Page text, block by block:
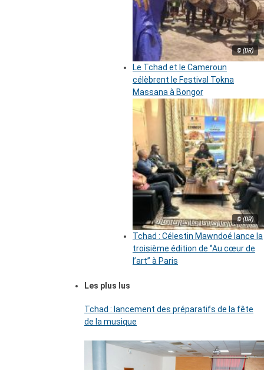
© (DR)
Le Tchad et le Cameroun
célèbrent le Festival Tokna
Massana à Bongor
© (DR)
Tchad : Célestin Mawndoé lance la
troisième édition de ‘’Au cœur de
l’art’’ à Paris
Les plus lus
Tchad : lancement des préparatifs de la fête
de la musique